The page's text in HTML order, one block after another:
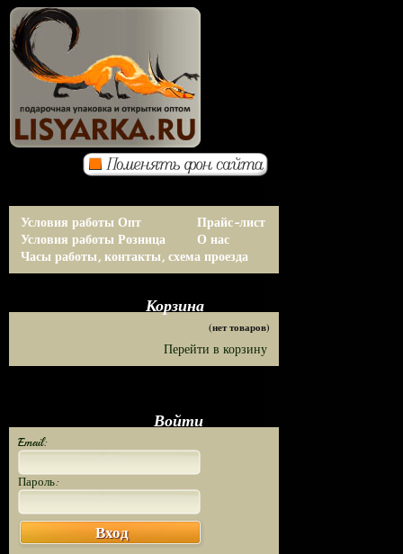
Условия работы Опт
Условия работы Розница
Прайс-лист
О нас
Часы работы, контакты, схема проезда
Корзина
(нет товаров)
Перейти в корзину
Войти
Email:
Пароль:
Вход